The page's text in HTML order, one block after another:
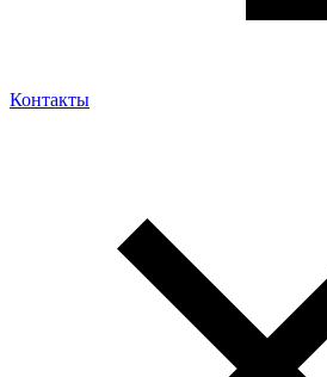
Контакты